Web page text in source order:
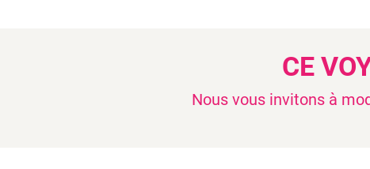
CE
Nous vous invitons à